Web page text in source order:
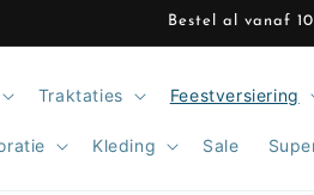
Bestel al vanaf
Traktaties Feestversiering
Kleding Sale